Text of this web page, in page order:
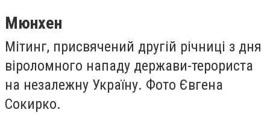
Мюнхен
Мітинг, присвячений другій річниці з дня
віроломного нападу держави-терориста
на незалежну Україну. Фото Євгена
Сокирко.